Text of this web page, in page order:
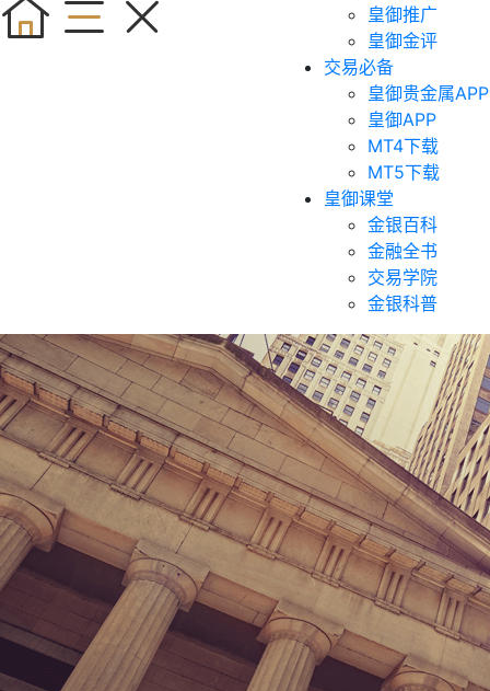
皇御推广
皇御金评
交易必备
皇御贵金属APP
皇御APP
MT4下载
MT5下载
皇御课堂
金银百科
金融全书
交易学院
金银科普